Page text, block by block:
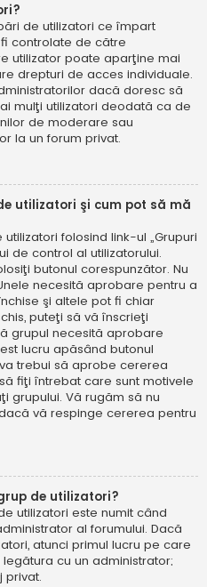
de utilizatori ce împart
controlate de către
utilizator poate aparţine mai
drepturi de acces individuale.
dacă doresc să
mulţi utilizatori deodată ca de
de moderare sau
la un forum privat.
utilizatori şi cum pot să mă
folosind link-ul „Grupuri
de control al utilizatorului.
butonul corespunzător. Nu
necesită aprobare pentru a
şi altele pot fi chiar
puteţi să vă înscrieţi
grupul necesită aprobare
lucru apăsând butonul
trebui să aprobe cererea
fiţi întrebat care sunt motivele
grupului. Vă rugăm să nu
vă respinge cererea pentru
de utilizatori?
utilizatori este numit când
al forumului. Dacă
atunci primul lucru pe care
cu un administrator;
privat.